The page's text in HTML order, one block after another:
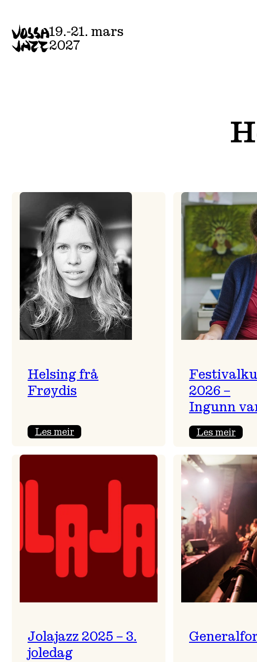
content
19.-21. mars
2027
Helsing frå
Frøydis
Les meir:
frå
2026 –
Ingunn
Les meir:
–
Jolajazz 2025 – 3.
joledag